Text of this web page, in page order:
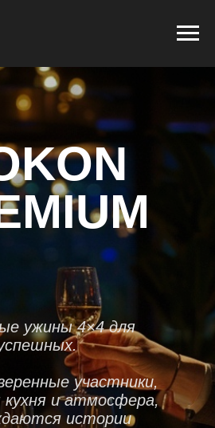
ужины 4×4 для
участники,
кухня и атмосфера,
истории